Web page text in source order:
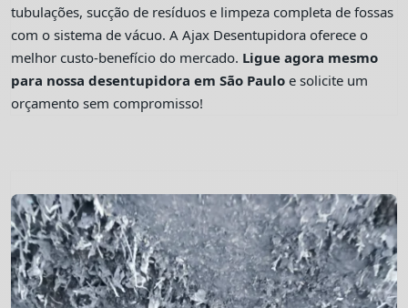
tubulações, sucção de resíduos e limpeza completa de fossas
com o sistema de vácuo. A Ajax Desentupidora oferece o
melhor custo-benefício do mercado. Ligue agora mesmo
para nossa desentupidora em São Paulo e solicite um
orçamento sem compromisso!